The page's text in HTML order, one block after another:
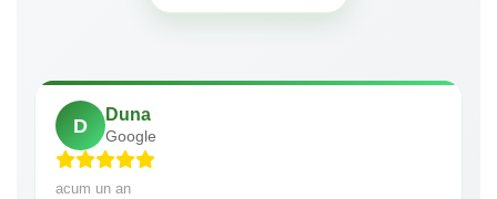
D
Duna
Google
acum un an